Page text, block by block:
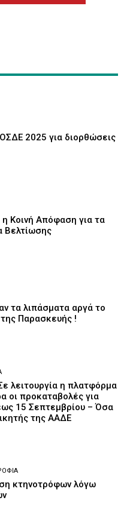
2025 για διορθώσεις
Κοινή Απόφαση για τα
Βελτίωσης
τα λιπάσματα αργά το
Παρασκευής !
λειτουργία η πλατφόρμα
οι προκαταβολές για
15 Σεπτεμβρίου – Όσα
της ΑΑΔΕ
κτηνοτρόφων λόγω